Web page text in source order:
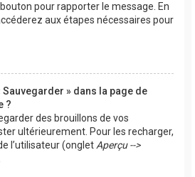
pour rapporter le message. En
aux étapes nécessaires pour
» dans la page de
?
des brouillons de vos
ultérieurement. Pour les recharger,
l’utilisateur (ongletAperçu -->